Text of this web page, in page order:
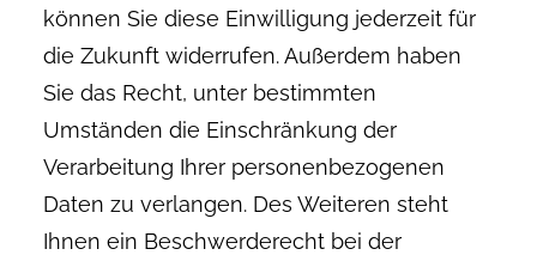
können Sie diese Einwilligung jederzeit für
die Zukunft widerrufen. Außerdem haben
Sie das Recht, unter bestimmten
Umständen die Einschränkung der
Verarbeitung Ihrer personenbezogenen
Daten zu verlangen. Des Weiteren steht
Ihnen ein Beschwerderecht bei der